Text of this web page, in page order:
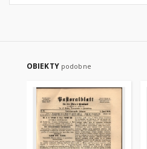
OBIEKTY podobne